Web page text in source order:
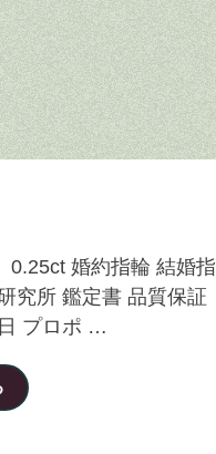
0.25ct 婚約指輪 結婚指
究所 鑑定書 品質保証
プロポ …